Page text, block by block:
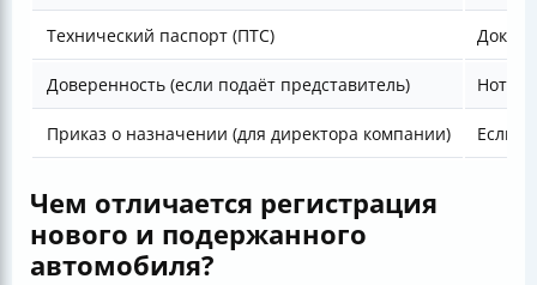
Технический паспорт (ПТС)
Доверенность (если подаёт представитель)
Приказ о назначении (для директора компании) Если
Чем отличается регистрация
нового и подержанного
автомобиля?